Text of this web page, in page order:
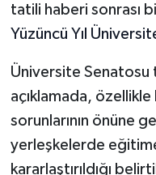
tatili haberi sonrası
Yüzüncü Yıl
Üniversite Senatosu
açıklamada, özellikle
sorunlarının önüne
yerleşkelerde
kararlaştırıldığı